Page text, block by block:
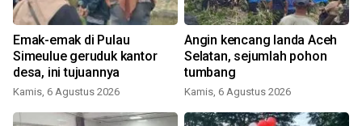
Emak-emak di Pulau
Simeulue geruduk kantor
desa, ini tujuannya
Kamis, 6 Agustus 2026
Angin kencang landa Aceh
Selatan, sejumlah pohon
tumbang
Kamis, 6 Agustus 2026